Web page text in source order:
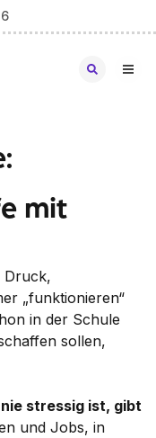
mit
Druck,
„funktionieren“
in der Schule
sollen,
stressig ist, gibt
und Jobs, in